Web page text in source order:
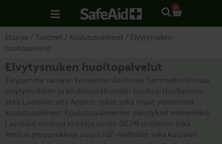
0
CART
Etusivu/Tuotteet/ Koulutusvälineet/ Elvytysnuken
huoltopalvelut
Elvytysnuken huoltopalvelut
Tarjoamme samaan konserniin kuuluvan Tammedin tiloissa
elvytysnukkien ja koulutusvälineiden huoltoa. Huollamme
sekä Laerdalin että Ambun nuket sekä muut yleisimmät
koulutusvälineet. Koulutusvälineiden päivitykset esimerkiksi
Laerdalin vanhoja nukkeja uusiin QCPR-malleihin sekä
Ambun perusnukkeja uusiin iQF-malleihin sekä kuluvien